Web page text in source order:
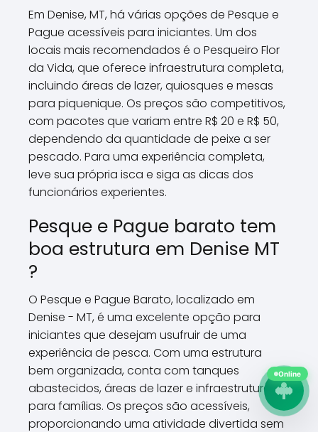
Em Denise, MT, há várias opções de Pesque e
Pague acessíveis para iniciantes. Um dos
locais mais recomendados é o Pesqueiro Flor
da Vida, que oferece infraestrutura completa,
incluindo áreas de lazer, quiosques e mesas
para piquenique. Os preços são competitivos,
com pacotes que variam entre R$ 20 e R$ 50,
dependendo da quantidade de peixe a ser
pescado. Para uma experiência completa,
leve sua própria isca e siga as dicas dos
funcionários experientes.
Pesque e Pague barato tem
boa estrutura em Denise MT
?
O Pesque e Pague Barato, localizado em
Denise - MT, é uma excelente opção para
iniciantes que desejam usufruir de uma
experiência de pesca. Com uma estrutura
bem organizada, conta com tanques
abastecidos, áreas de lazer e infraestrutura
para famílias. Os preços são acessíveis,
proporcionando uma atividade divertida sem
Online